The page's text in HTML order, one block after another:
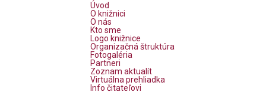
Úvod
O knižnici
O nás
Kto sme
Logo knižnice
Organizačná štruktúra
Fotogaléria
Partneri
Zoznam aktualít
Virtuálna prehliadka
Info čitateľovi